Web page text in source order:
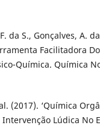
da S., Gonçalves, A.
Facilitadora
Química. Química
(2017). ‘Química
Intervenção Lúdica No